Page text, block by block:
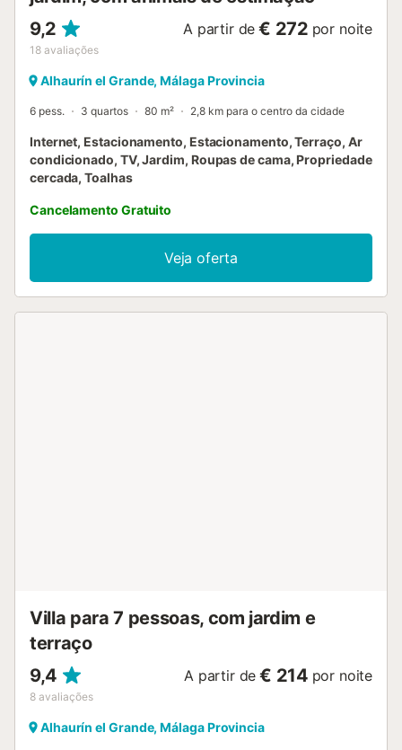
9,2
18 avaliações
A partir de € 272 por noite
Alhaurín el Grande, Málaga Provincia
6 pess. 3 quartos 80 m² 2,8 km para o centro da cidade
Internet, Estacionamento, Estacionamento, Terraço, Ar
condicionado, TV, Jardim, Roupas de cama, Propriedade
cercada, Toalhas
Cancelamento Gratuito
Veja oferta
Villa para 7 pessoas, com jardim e
terraço
9,4
8 avaliações
A partir de € 214 por noite
Alhaurín el Grande, Málaga Provincia